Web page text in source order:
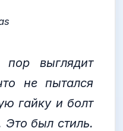
выглядит
не пытался
гайку и болт
Это был стиль.